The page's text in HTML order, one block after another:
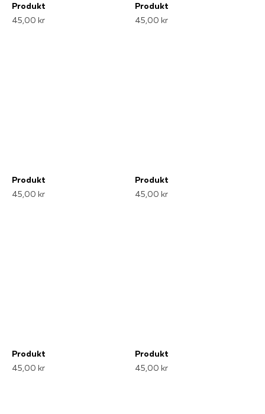
Produkt
45,00 kr
Produkt
45,00 kr
Produkt
45,00 kr
Produkt
45,00 kr
Produkt
45,00 kr
Produkt
45,00 kr